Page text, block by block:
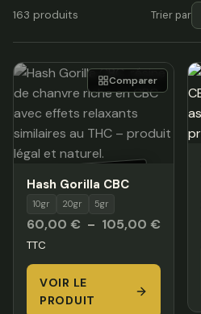
163 produits Trier par
HORS STOCK
Hash Gorilla CBC
10gr 20gr 5gr
60,00 € – 105,00 €
prix :
TTC
VOIR LE
PRODUIT
Comparer